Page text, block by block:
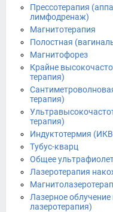
Прессотерапия
лимфодренаж)
Магнитотерапия
Полостная
Магнитофорез
Крайне
терапия)
терапия)
терапия)
Индуктотермия
Тубус-кварц
Общее
Лазеротерапия
Лазерное
лазеротерапия)